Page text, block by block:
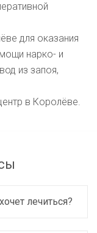
для оказания
нарко- и
из запоя,
в Королёве.
лечиться?